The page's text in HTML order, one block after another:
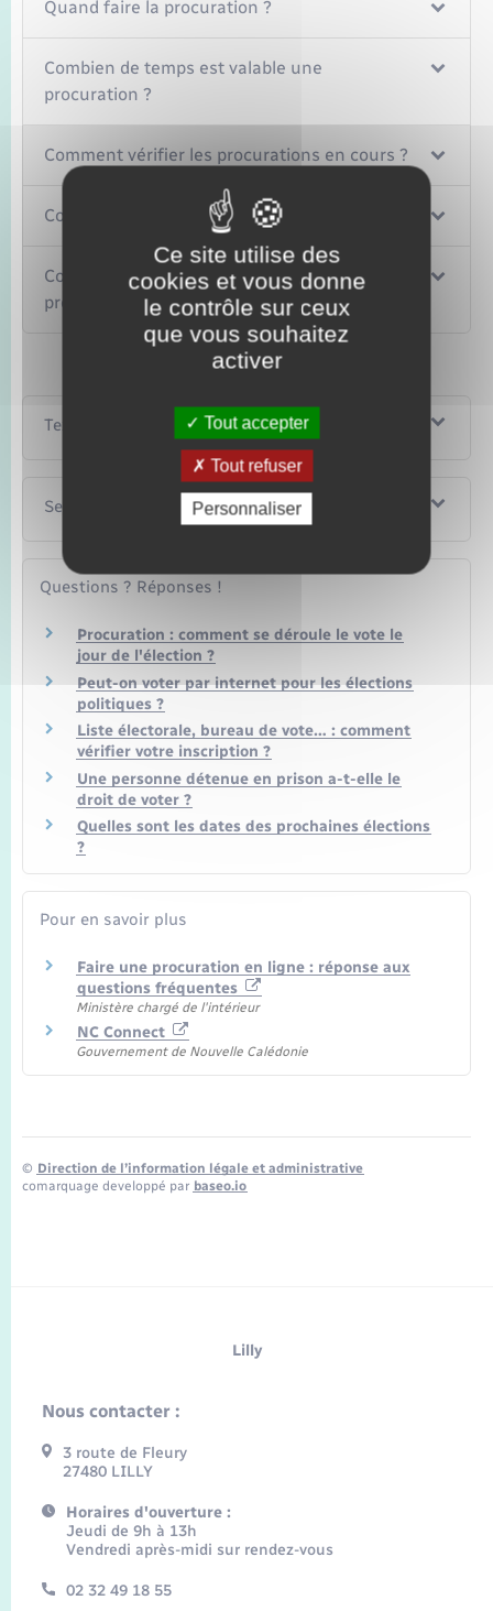
Quand faire la procuration ?
Combien de temps est valable une
procuration ?
Comment vérifier les procurations en cours ?
Comment résilier la procuration ?
Comment se déroule le vote par
procuration ?
Textes de référence
Services en ligne et formulaires
Questions ? Réponses !
Procuration : comment se déroule le vote le
jour de l'élection ?
Peut-on voter par internet pour les élections
politiques ?
Liste électorale, bureau de vote… : comment
vérifier votre inscription ?
Une personne détenue en prison a-t-elle le
droit de voter ?
Quelles sont les dates des prochaines élections
?
Pour en savoir plus
Faire une procuration en ligne : réponse aux
questions fréquentes
Ministère chargé de l'intérieur
NC Connect
Gouvernement de Nouvelle Calédonie
© Direction de l’information légale et administrative
comarquage developpé par baseo.io
Lilly
Nous contacter :
3 route de Fleury
27480 LILLY
Horaires d'ouverture :
Jeudi de 9h à 13h
Vendredi après-midi sur rendez-vous
02 32 49 18 55
Ce site utilise des
cookies et vous donne
le contrôle sur ceux
que vous souhaitez
activer
Tout accepter
Tout refuser
Personnaliser